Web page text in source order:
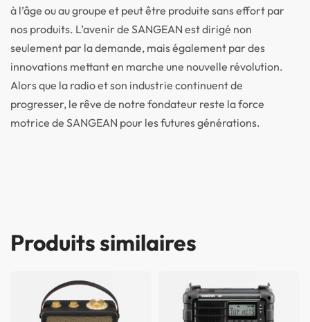
à l’âge ou au groupe et peut être produite sans effort par
nos produits. L’avenir de SANGEAN est dirigé non
seulement par la demande, mais également par des
innovations mettant en marche une nouvelle révolution.
Alors que la radio et son industrie continuent de
progresser, le rêve de notre fondateur reste la force
motrice de SANGEAN pour les futures générations.
Produits similaires